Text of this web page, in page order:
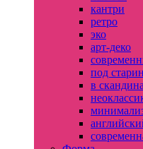
кантри
ретро
эко
арт-деко
под
в